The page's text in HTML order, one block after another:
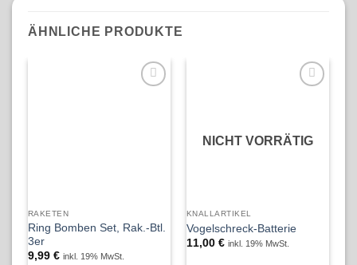
ÄHNLICHE PRODUKTE
RAKETEN
Ring Bomben Set, Rak.-Btl.
3er
9,99 € inkl. 19% MwSt.
NICHT VORRÄTIG
KNALLARTIKEL
Vogelschreck-Batterie
11,00 € inkl. 19% MwSt.